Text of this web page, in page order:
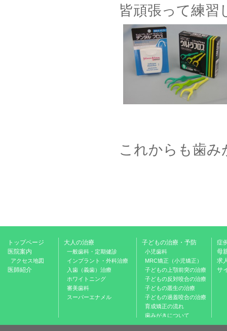
皆頑張って練
これからも歯
トップページ
医院案内
アクセス地図
医師紹介
大人の治療
一般歯科・定期健診
インプラント・外科治療
入歯（義歯）治療
ホワイトニング
審美歯科
スーパーエナメル
子どもの治療・予防
小児歯科
MRC矯正（小児矯正）
子どもの上顎前突の治療
子どもの反対咬合の治療
子どもの叢生の治療
子どもの過蓋咬合の治療
育成矯正の流れ
歯みがきについて
症
母
求
サ